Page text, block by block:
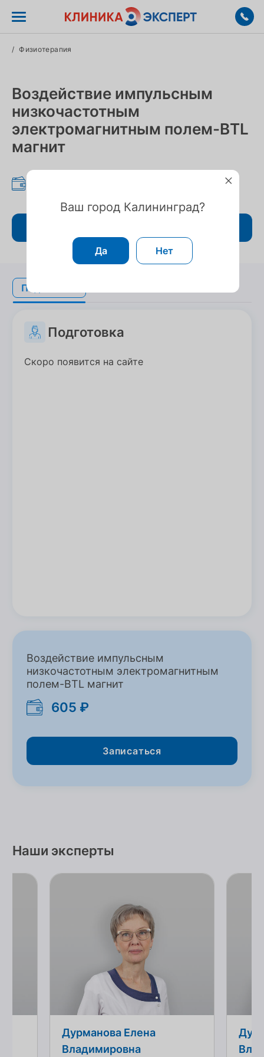
/ Физиотерапия
Воздействие импульсным
низкочастотным
электромагнитным полем-BTL
магнит
Подготовка
Подготовка
Подготовка
Скоро появится на сайте
Воздействие импульсным
низкочастотным электромагнитным
полем-BTL магнит
605 ₽
Записаться
Наши эксперты
Дурманова Елена
Владимировна
Ваш город Калининград?
Да Нет